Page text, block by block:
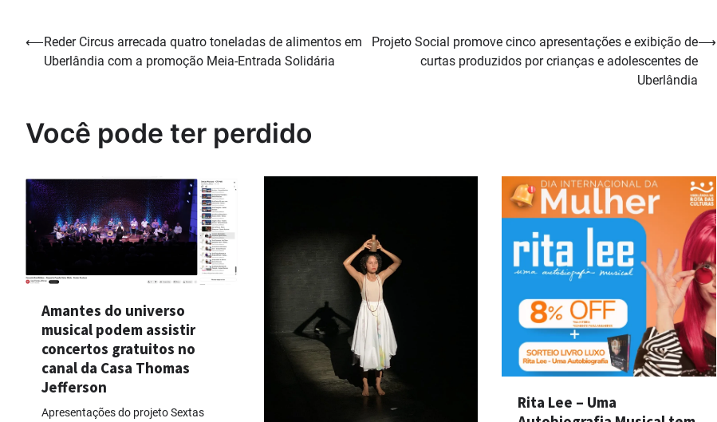
Navegação
⟵Reder Circus arrecada quatro toneladas de alimentos em
Uberlândia com a promoção Meia-Entrada Solidária
Projeto Social promove cinco apresentações e exibição de
curtas produzidos por crianças e adolescentes de
Uberlândia
⟶
Você pode ter perdido
Amantes do universo
musical podem assistir
concertos gratuitos no
canal da Casa Thomas
Jefferson
Apresentações do projeto Sextas
Rita Lee – Uma